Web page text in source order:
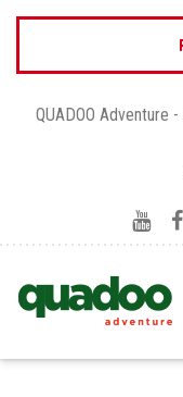
QUADOO Adventure